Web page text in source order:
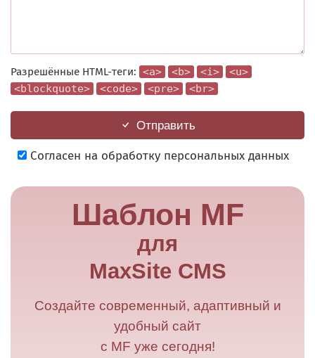
Разрешённые HTML-теги: <a> <b> <i>
<u>
<blockquote>
<code> <pre> <br>
Отправить
Согласен на обработку персональных данных
Шаблон MF
для
MaxSite CMS
Создайте современный, адаптивный и
удобный сайт
с MF уже сегодня!